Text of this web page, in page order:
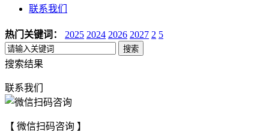
联系我们
热门关键词： 2025 2024 2026 2027 2 5
搜索
搜索结果
联系我们
【 微信扫码咨询 】